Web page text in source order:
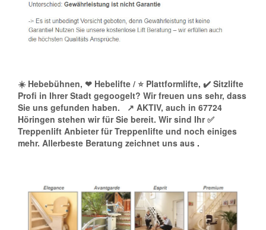
☀️ Hebebühnen, ❤ Hebelifte / ⭐ Plattformlifte, ✔️ Sitzlifte
Profi in Ihrer Stadt gegoogelt? Wir freuen uns sehr, dass
Sie uns gefunden haben.
↗️ AKTIV, auch in 67724
Höringen stehen wir für Sie bereit. Wir sind Ihr ✅
Treppenlift Anbieter für Treppenlifte und noch einiges
mehr. Allerbeste Beratung zeichnet uns aus .